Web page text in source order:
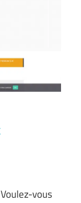
vous